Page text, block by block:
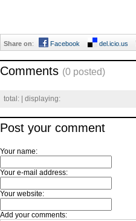
Share on: Facebook del.icio.us
Comments (0 posted)
total: | displaying:
Post your comment
Your name:
Your e-mail address:
Your website:
Add your comments: